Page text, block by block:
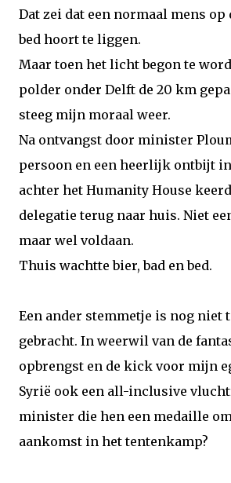
Dat zei dat een normaal mens
bed hoort te liggen.
Maar toen het licht begon te
polder onder Delft de 20 km
steeg mijn moraal weer.
Na ontvangst door minister
persoon en een heerlijk ontbijt
achter het Humanity House
delegatie terug naar huis. Niet
maar wel voldaan.
Thuis wachtte bier, bad en bed.
Een ander stemmetje is nog niet
gebracht. In weerwil van de
opbrengst en de kick voor mijn
Syrië ook een all-inclusive
minister die hen een medaille
aankomst in het tentenkamp?